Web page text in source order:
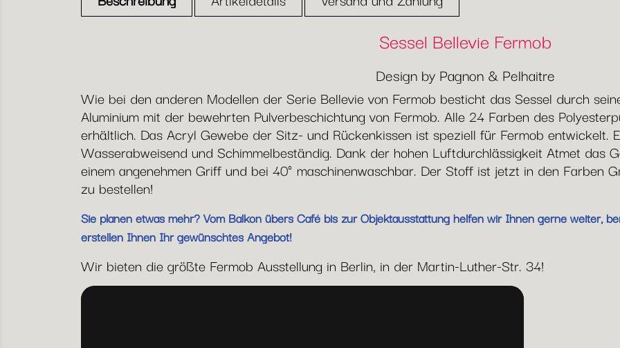
Sessel Bellevie Fermob
Design by Pagnon & Pelhaitre
Wie bei den anderen Modellen der Serie Bellevie von Fermob besticht das Sessel durch
Aluminium mit der bewehrten Pulverbeschichtung von Fermob. Alle 24 Farben des
erhältlich. Das Acryl Gewebe der Sitz- und Rückenkissen ist speziell für Fermob entwickelt.
Wasserabweisend und Schimmelbeständig. Dank der hohen Luftdurchlässigkeit Atmet das
einem angenehmen Griff und bei 40° maschinenwaschbar. Der Stoff ist jetzt in den Farben
zu bestellen!
Sie planen etwas mehr? Vom Balkon übers Café bis zur Objektausstattung helfen wir Ihnen gerne weiter,
erstellen Ihnen Ihr gewünschtes Angebot!
Wir bieten die größte Fermob Ausstellung in Berlin, in der Martin-Luther-Str. 34!